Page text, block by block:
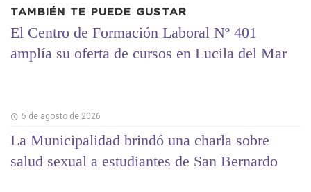
TAMBIÉN TE PUEDE GUSTAR
El Centro de Formación Laboral Nº 401
amplía su oferta de cursos en Lucila del Mar
5 de agosto de 2026
La Municipalidad brindó una charla sobre
salud sexual a estudiantes de San Bernardo